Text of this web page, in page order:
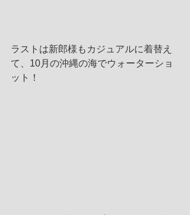
ラストは新郎様もカジュアルに着替え
て、10月の沖縄の海でウォーターショ
ット！